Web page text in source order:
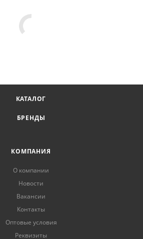
КАТАЛОГ
БРЕНДЫ
КОМПАНИЯ
О компании
Новости
Вакансии
Контакты
Оптовые условия
Реквизиты